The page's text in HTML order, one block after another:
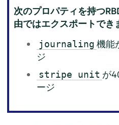
次のプロパティを持つ
由ではエクスポートでき
journaling 機能
ジ
stripe unit が
ージ